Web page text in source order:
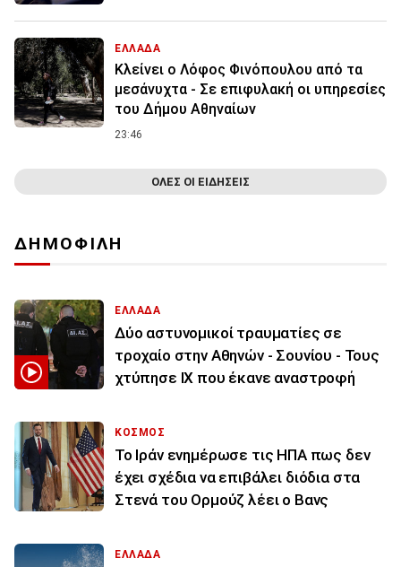
ΕΛΛΑΔΑ
Κλείνει ο Λόφος Φινόπουλου από τα
μεσάνυχτα - Σε επιφυλακή οι υπηρεσίες
του Δήμου Αθηναίων
23:46
ΟΛΕΣ ΟΙ ΕΙΔΗΣΕΙΣ
ΔΗΜΟΦΙΛΗ
ΕΛΛΑΔΑ
Δύο αστυνομικοί τραυματίες σε
τροχαίο στην Αθηνών - Σουνίου - Τους
χτύπησε ΙΧ που έκανε αναστροφή
ΚΟΣΜΟΣ
To Ιράν ενημέρωσε τις ΗΠΑ πως δεν
έχει σχέδια να επιβάλει διόδια στα
Στενά του Ορμούζ λέει ο Βανς
ΕΛΛΑΔΑ